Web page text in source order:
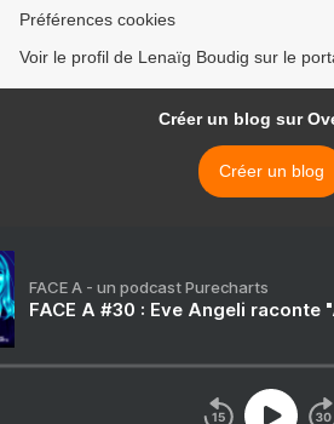
Préférences cookies
Voir le profil de Lenaïg Boudig sur le
Créer un blog sur
Créer un blog
FACE A - un podcast Purecharts
FACE A #30 : Eve Angeli raconte